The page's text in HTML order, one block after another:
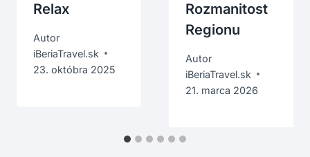
Relax
Autor
iBeriaTravel.sk
23. októbra 2025
Rozmanitost
Regionu
Autor
iBeriaTravel.sk
21. marca 2026